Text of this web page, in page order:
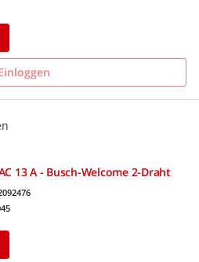
13 A - Busch-Welcome 2-Draht